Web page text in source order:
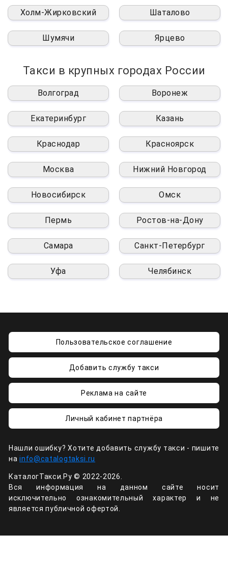
Холм-Жирковский Шаталово
Шумячи Ярцево
Такси в крупных городах России
Волгоград Воронеж
Екатеринбург Казань
Краснодар Красноярск
Москва Нижний Новгород
Новосибирск Омск
Пермь Ростов-на-Дону
Самара Санкт-Петербург
Уфа Челябинск
Пользовательское соглашение
Добавить службу такси
Реклама на сайте
Личный кабинет партнёра
Нашли ошибку? Хотите добавить службу такси - пишите
наinfo@catalogtaksi.ru
КаталогТакси.Ру © 2022-2026.
Вся информация на данном сайте носит
исключительно ознакомительный характер и не
является публичной офертой.